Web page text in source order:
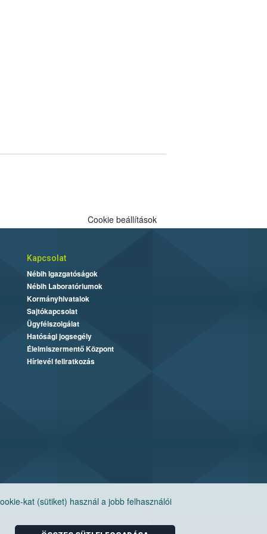
kat (sütiket) használ a jobb felhasználói
Cookie beállítások
Kapcsolat
Nébih Igazgatóságok
Nébih Laboratóriumok
Kormányhivatalok
Sajtókapcsolat
Ügyfélszolgálat
Hatósági jogsegély
Élelmiszermentő Központ
Hírlevél feliratkozás